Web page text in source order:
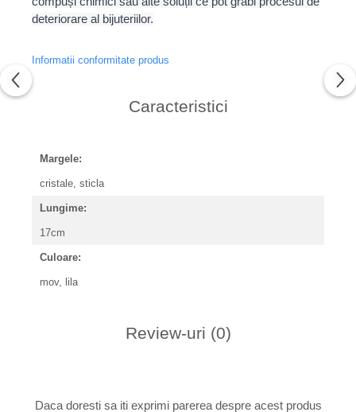
deteriorare al bijuteriilor.
Informatii conformitate produs
Caracteristici
Margele:
cristale, sticla
Lungime:
17cm
Culoare:
mov, lila
Review-uri (0)
Daca doresti sa iti exprimi parerea despre acest produs